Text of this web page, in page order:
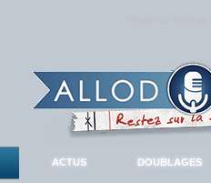
ACTUS DOUBLAGES